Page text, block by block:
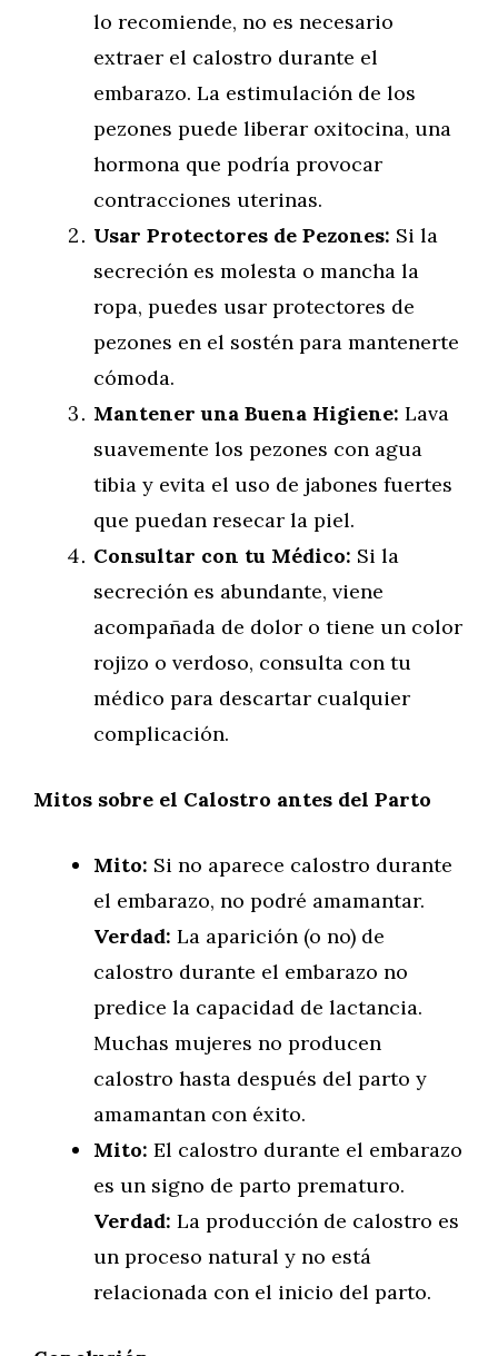
lo recomiende, no es necesario
extraer el calostro durante el
embarazo. La estimulación de los
pezones puede liberar oxitocina, una
hormona que podría provocar
contracciones uterinas.
Usar Protectores de Pezones: Si la
secreción es molesta o mancha la
ropa, puedes usar protectores de
pezones en el sostén para mantenerte
cómoda.
Mantener una Buena Higiene: Lava
suavemente los pezones con agua
tibia y evita el uso de jabones fuertes
que puedan resecar la piel.
Consultar con tu Médico: Si la
secreción es abundante, viene
acompañada de dolor o tiene un color
rojizo o verdoso, consulta con tu
médico para descartar cualquier
complicación.
Mitos sobre el Calostro antes del Parto
Mito: Si no aparece calostro durante
el embarazo, no podré amamantar.
Verdad: La aparición (o no) de
calostro durante el embarazo no
predice la capacidad de lactancia.
Muchas mujeres no producen
calostro hasta después del parto y
amamantan con éxito.
Mito: El calostro durante el embarazo
es un signo de parto prematuro.
Verdad: La producción de calostro es
un proceso natural y no está
relacionada con el inicio del parto.